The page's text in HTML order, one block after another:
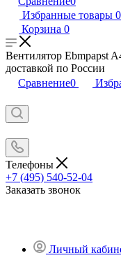
Избранные товары 0
Корзина 0
Вентилятор Ebmpapst
доставкой по России
Сравнение0
Телефоны
+7 (495) 540-52-04
Заказать звонок
Личный